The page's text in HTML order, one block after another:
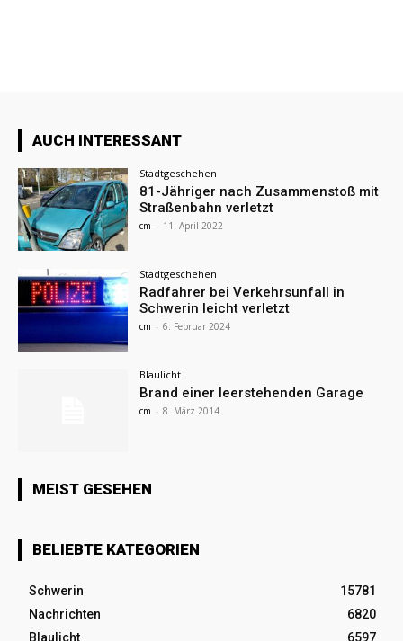
AUCH INTERESSANT
Stadtgeschehen
81-Jähriger nach Zusammenstoß mit
Straßenbahn verletzt
cm - 11. April 2022
Stadtgeschehen
Radfahrer bei Verkehrsunfall in
Schwerin leicht verletzt
cm - 6. Februar 2024
Blaulicht
Brand einer leerstehenden Garage
cm - 8. März 2014
MEIST GESEHEN
BELIEBTE KATEGORIEN
Schwerin
15781
Nachrichten
6820
Blaulicht
6597